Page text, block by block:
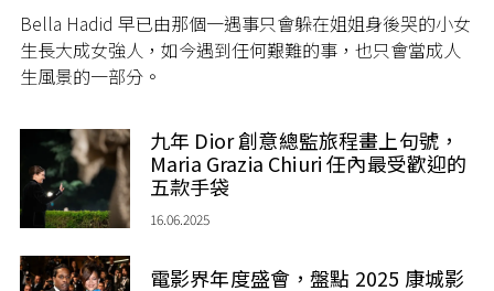
Bella Hadid 早已由那個一遇事只會躲在姐姐身後哭的小女
生長大成女強人，如今遇到任何艱難的事，也只會當成人
生風景的一部分。
九年 Dior 創意總監旅程畫上句號，
Maria Grazia Chiuri 任內最受歡迎的
五款手袋
16.06.2025
電影界年度盛會，盤點 2025 康城影